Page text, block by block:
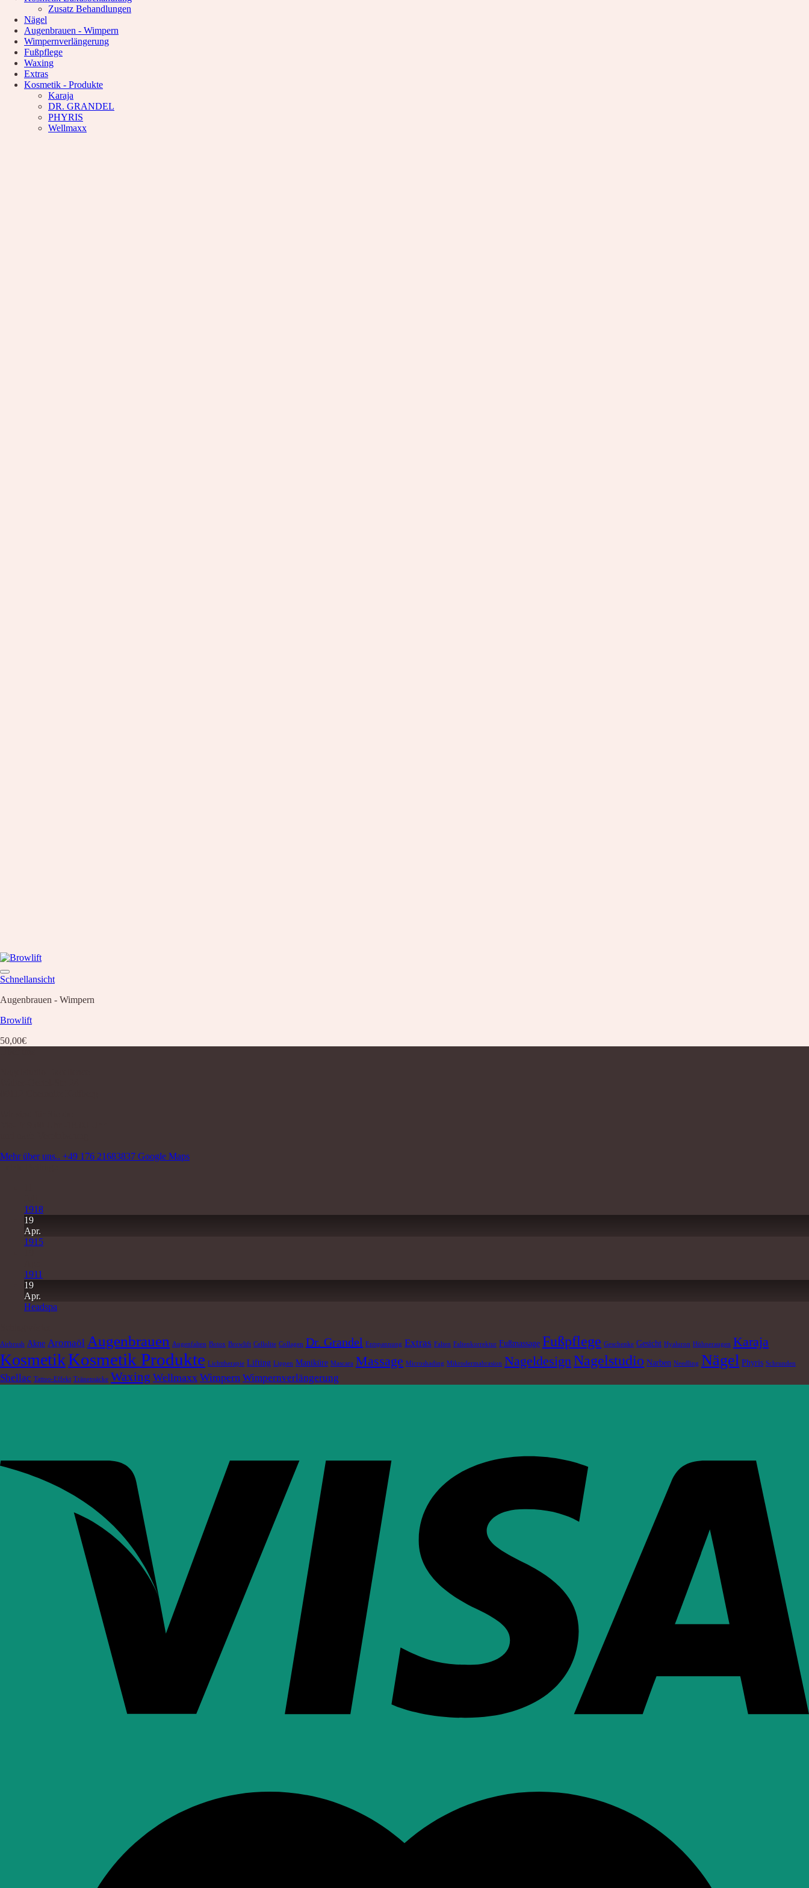
Waxing
Unsere Empfehlung
Hyaluron pen Behandlung
Microblading
PMU Permanent Make Up
Kosmetik – Produkte
DR. GRANDEL
PHYRIS
Wellmaxx
Über Uns
Informationen
Zusatz Behandlungen
Nägel
Augenbrauen - Wimpern
Wimpernverlängerung
Fußpflege
Waxing
Extras
Kosmetik - Produkte
Karaja
DR. GRANDEL
PHYRIS
Wellmaxx
Schnellansicht
Augenbrauen - Wimpern
Browlift
50,00€
Mehr über uns.. +49 176 21683837 Google Maps
1918
19
Apr.
1915
1911
19
Apr.
Headspa
Airbrush Akne Aromaöl Augenbrauen Augenfalten Botox Browlift Cellulite Collagen Dr. Grandel Entspannung Extras Falten Faltenkorrektur Fußmassage Fußpflege Geschenke Gesicht Hyaluron Hühneraugen Karaja
KosmetikKosmetik Produkte Lichttherapie Lifting Lippen Maniküre Mascara Massage Microshading Mikrodermabrasion NageldesignNagelstudio Narben Needling Nägel Phyris Schrunden
Shellac Tattoo-Effekt Tränensäcke Waxing Wellmaxx Wimpern Wimpernverlängerung